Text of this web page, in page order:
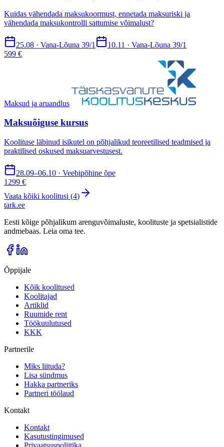
Kuidas vähendada maksukoormust, ennetada maksuriski ja
vähendada maksukontrolli sattumise võimalust?
25.08 · Vana-Lõuna 39/1
10.11 · Vana-Lõuna 39/1
599 €
Maksud ja aruandlus
Maksuõiguse kursus
Koolituse läbinud isikutel on põhjalikud teoreetilised teadmised ja
praktilised oskused maksuarvestusest.
28.09–06.10 · Veebipõhine õpe
1299 €
Vaata kõiki koolitusi (4)
tark.ee
Eesti kõige põhjalikum arenguvõimaluste, koolituste ja spetsialistide
andmebaas. Leia oma tee.
Õppijale
Kõik koolitused
Koolitajad
Artiklid
Ruumide rent
Töökuulutused
KKK
Partnerile
Miks liituda?
Lisa sündmus
Hakka partneriks
Partneri töölaud
Kontakt
Kontakt
Kasutustingimused